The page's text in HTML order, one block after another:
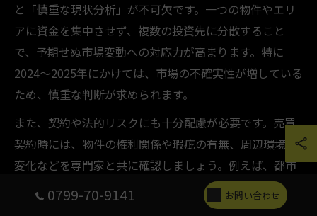
と「慎重な現状分析」が不可欠です。一つの物件やエリ
アに資金を集中させず、複数の投資先に分散すること
で、予期せぬ市場変動への対応力が高まります。特に
2024〜2025年にかけては、市場の不確実性が増している
ため、慎重な判断が求められます。
また、契約や法的リスクにも十分配慮が必要です。売買
契約時には、物件の権利関係や瑕疵の有無、周辺環境の
変化などを専門家と共に確認しましょう。例えば、都市
部再開発による地価変動や、人口動態の変化が資産価値
に与える影響を事前に把握することが重要です。
0799-70-9141 お問い合わせ